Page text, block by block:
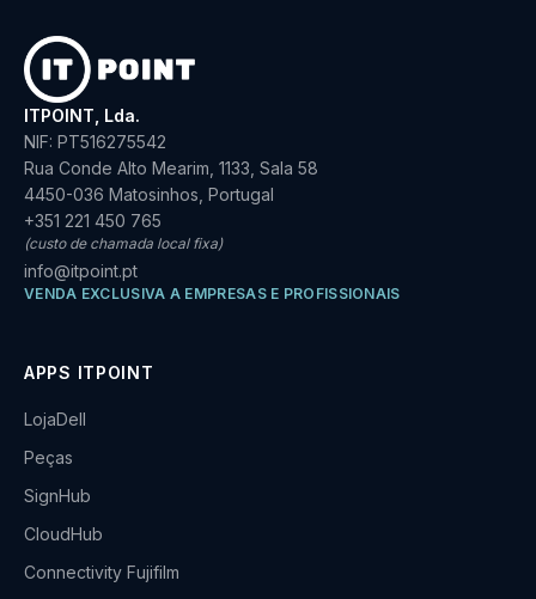
ITPOINT, Lda.
NIF: PT516275542
Rua Conde Alto Mearim, 1133, Sala 58
4450-036 Matosinhos Portugal
+351 221 450 765
(custo de chamada local fixa)
info@itpoint.pt
VENDA EXCLUSIVA A EMPRESAS E PROFISSIONAIS
APPS ITPOINT
LojaDell
Peças
SignHub
CloudHub
Connectivity Fujifilm